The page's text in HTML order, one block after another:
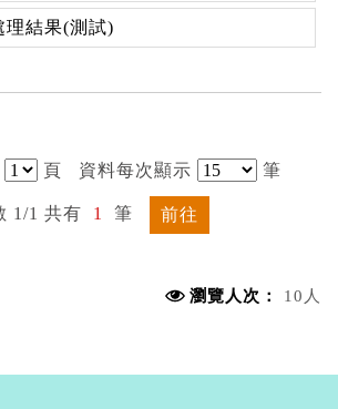
理結果(測試)
頁 資料每次顯示 筆
1/1 共有 1 筆 前往
瀏覽人次： 10人